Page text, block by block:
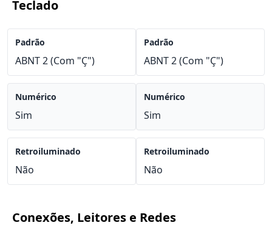
Teclado
Padrão
ABNT 2 (Com "Ç")
Numérico
Sim
Retroiluminado
Não
Padrão
ABNT 2 (Com "Ç")
Numérico
Sim
Retroiluminado
Não
Conexões, Leitores e Redes